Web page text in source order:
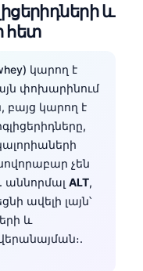
և
հետ
կարող է
փոխարինում
բայց կարող է
չեն
աննորմալ ALT,
ավելի լայն՝
և